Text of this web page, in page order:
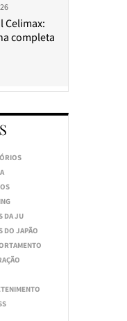
Celimax:
completa
DA JU
DO JAPÃO